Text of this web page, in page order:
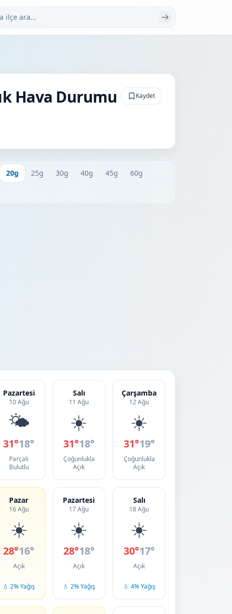
Hava Durumu Kaydet
20g 25g 30g 40g 45g
60g
Pazartesi
10 Ağu
🌤️
31°18°
Parçalı
Bulutlu
Salı
11 Ağu
☀️
31°18°
Çoğunlukla
Açık
Çarşamba
12 Ağu
☀️
31°19°
Çoğunlukla
Açık
Pazar
16 Ağu
☀️
28°16°
Açık
💧 2% Yağış
Pazartesi
17 Ağu
☀️
28°18°
Açık
💧 2% Yağış
Salı
18 Ağu
☀️
30°17°
Açık
💧 4% Yağış